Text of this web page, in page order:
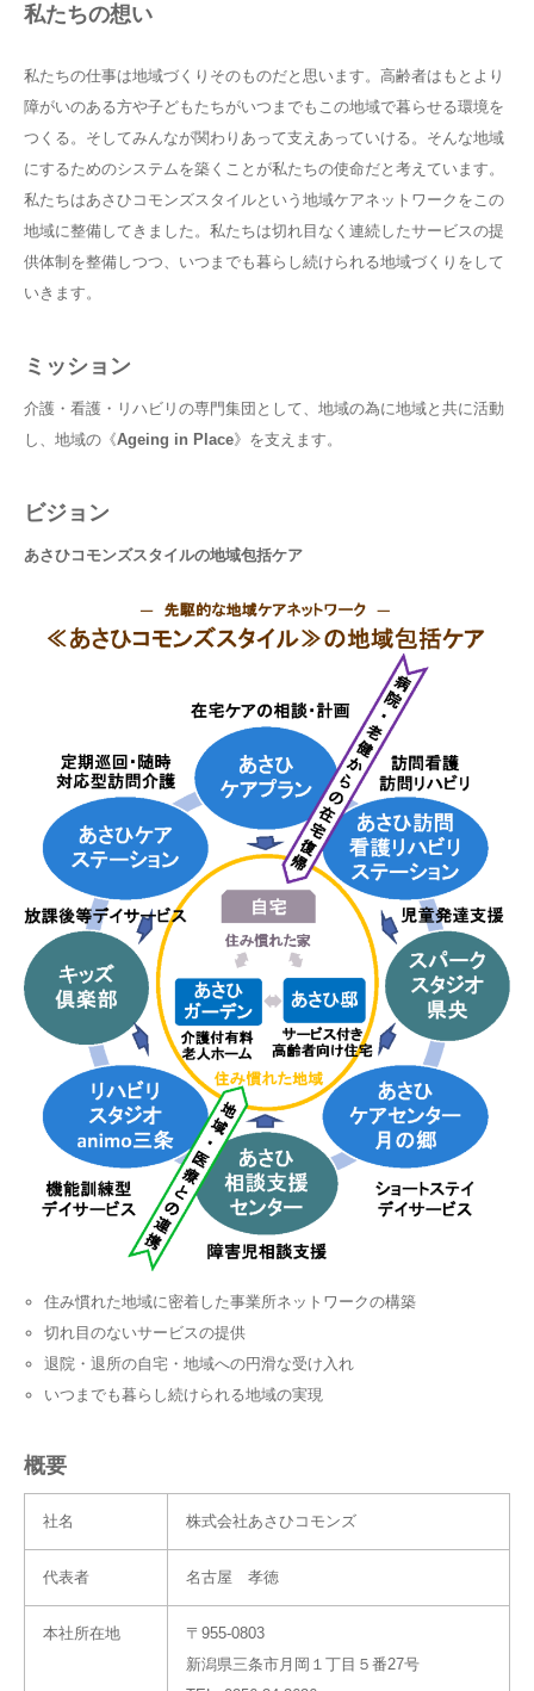
私たちの想い
私たちの仕事は地域づくりそのものだと思います。高齢者はもとより
障がいのある方や子どもたちがいつまでもこの地域で暮らせる環境を
つくる。そしてみんなが関わりあって支えあっていける。そんな地域
にするためのシステムを築くことが私たちの使命だと考えています。
私たちはあさひコモンズスタイルという地域ケアネットワークをこの
地域に整備してきました。私たちは切れ目なく連続したサービスの提
供体制を整備しつつ、いつまでも暮らし続けられる地域づくりをして
いきます。
ミッション
介護・看護・リハビリの専門集団として、地域の為に地域と共に活動
し、地域の《Ageing in Place》を支えます。
ビジョン
あさひコモンズスタイルの地域包括ケア
住み慣れた地域に密着した事業所ネットワークの構築
切れ目のないサービスの提供
退院・退所の自宅・地域への円滑な受け入れ
いつまでも暮らし続けられる地域の実現
概要
社名 株式会社あさひコモンズ
代表者 名古屋 孝徳
本社所在地
〒955-0803
新潟県三条市月岡１丁目５番27号